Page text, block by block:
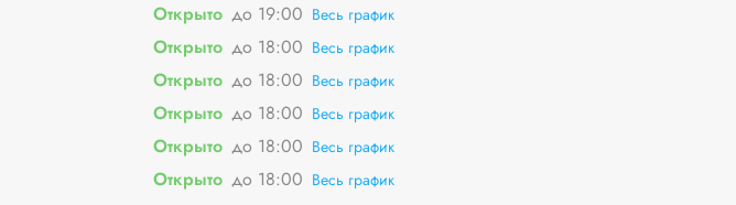
Открыто до 19:00 Весь график
Открыто до 18:00 Весь график
Открыто до 18:00 Весь график
Открыто до 18:00 Весь график
Открыто до 18:00 Весь график
Открыто до 18:00 Весь график